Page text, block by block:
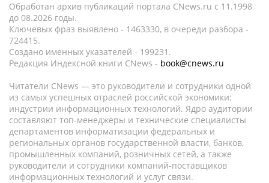
Обработан архив публикаций портала CNews.ru c 11.1998
до 08.2026 годы.
Ключевых фраз выявлено - 1463330, в очереди разбора -
724415.
Создано именных указателей - 199231.
Редакция Индексной книги CNews - book@cnews.ru
Читатели CNews — это руководители и сотрудники одной
из самых успешных отраслей российской экономики:
индустрии информационных технологий. Ядро аудитории
составляют топ-менеджеры и технические специалисты
департаментов информатизации федеральных и
региональных органов государственной власти, банков,
промышленных компаний, розничных сетей, а также
руководители и сотрудники компаний-поставщиков
информационных технологий и услуг связи.